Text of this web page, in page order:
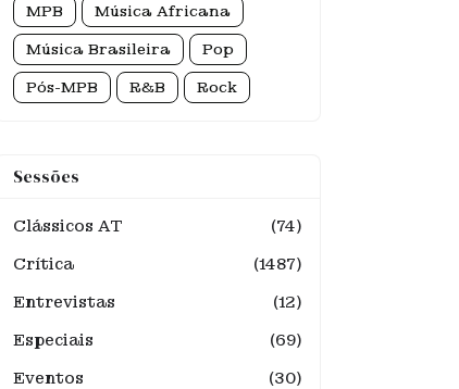
MPB Música Africana
Música Brasileira Pop
Pós-MPB R&B Rock
Sessões
Clássicos AT
(74)
Crítica
(1487)
Entrevistas
(12)
Especiais
(69)
Eventos
(30)